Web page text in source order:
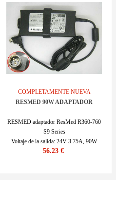
COMPLETAMENTE NUEVA
RESMED 90W ADAPTADOR
RESMED adaptador ResMed R360-760
S9 Series
Voltaje de la salida: 24V 3.75A, 90W
SKU : RES17540
56.23 €